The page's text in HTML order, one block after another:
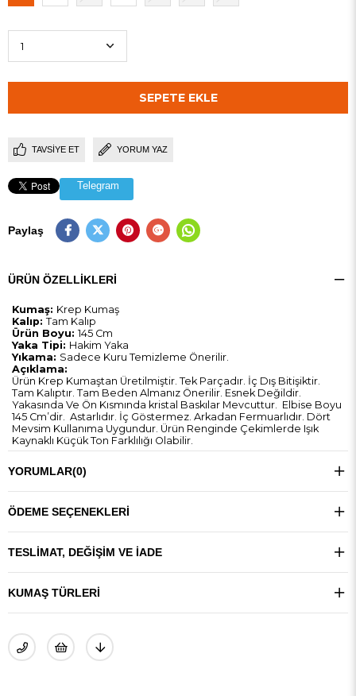
TAVSIYE ET YORUM YAZ
Telegram
Paylaş
ÜRÜN ÖZELLIKLERI
Kumaş: Krep Kumaş
Kalıp: Tam Kalıp
Ürün Boyu: 145 Cm
Yaka Tipi: Hakim Yaka
Yıkama: Sadece Kuru Temizleme Önerilir.
Açıklama:
Ürün Krep Kumaştan Üretilmiştir. Tek Parçadır. İç Dış Bitişiktir.
Tam Kalıptır. Tam Beden Almanız Önerilir. Esnek Değildir.
Yakasında Ve Ön Kısmında kristal Baskılar Mevcuttur. Elbise Boyu
145 Cm’dir. Astarlıdır. İç Göstermez. Arkadan Fermuarlıdır. Dört
Mevsim Kullanıma Uygundur. Ürün Renginde Çekimlerde Işık
Kaynaklı Küçük Ton Farklılığı Olabilir.
YORUMLAR(0)
ÖDEME SEÇENEKLERI
TESLIMAT, DEĞIŞIM VE İADE
KUMAŞ TÜRLERI